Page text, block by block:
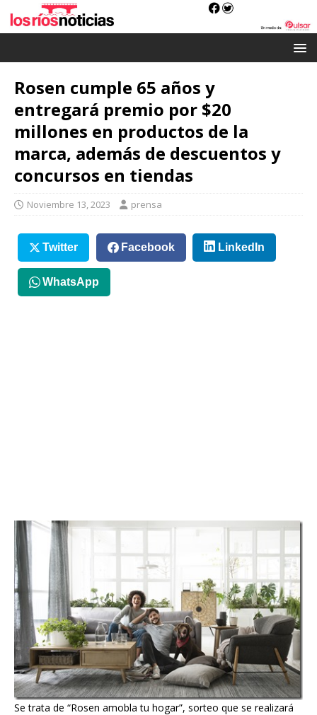
Rosen cumple 65 años y
entregará premio por $20
millones en productos de la
marca, además de descuentos y
concursos en tiendas
Noviembre 13, 2023 prensa
Twitter Facebook LinkedIn
WhatsApp
Se trata de “Rosen amobla tu hogar”, sorteo que se realizará